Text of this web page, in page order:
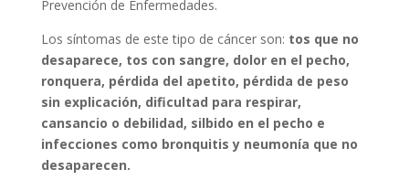
Prevención de Enfermedades.
Los síntomas de este tipo de cáncer son: tos que no
desaparece, tos con sangre, dolor en el pecho,
ronquera, pérdida del apetito, pérdida de peso
sin explicación, dificultad para respirar,
cansancio o debilidad, silbido en el pecho e
infecciones como bronquitis y neumonía que no
desaparecen.